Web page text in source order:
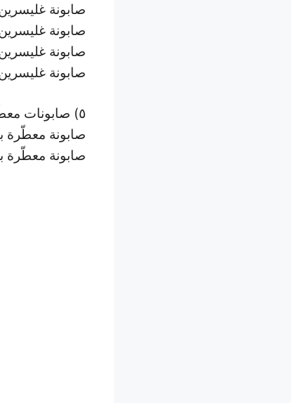
صابونة
صابونة
صابونة
صابونة
٥) صابونات معطّرة لليدين والجسم – غير صالحة للوجه
صابونة معطّرة
صابونة معطّرة